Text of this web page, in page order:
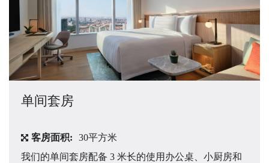
单间套房
客房面积:
30平方米
我们的单间套房配备 3 米长的使用办公桌、小厨房和